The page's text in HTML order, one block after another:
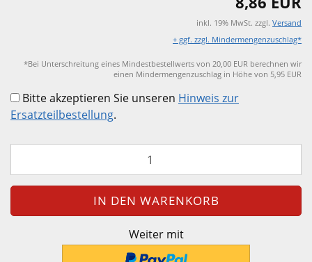
inkl. 19% MwSt. zzgl. Versand
+ ggf. zzgl. Mindermengenzuschlag*
*Bei Unterschreitung eines Mindestbestellwerts von 20,00 EUR berechnen wir
einen Mindermengenzuschlag in Höhe von 5,95 EUR
Bitte akzeptieren Sie unseren Hinweis zur
Ersatzteilbestellung.
Weiter mit